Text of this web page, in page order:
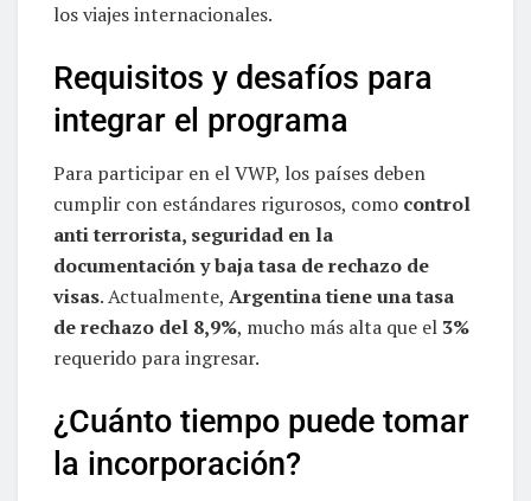
los viajes internacionales.
Requisitos y desafíos para
integrar el programa
Para participar en el VWP, los países deben
cumplir con estándares rigurosos, como control
anti terrorista, seguridad en la
documentación y baja tasa de rechazo de
visas. Actualmente, Argentina tiene una tasa
de rechazo del 8,9%, mucho más alta que el 3%
requerido para ingresar.
¿Cuánto tiempo puede tomar
la incorporación?